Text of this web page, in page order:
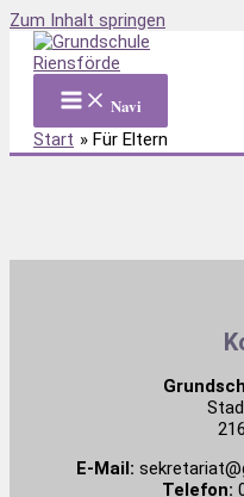
Zum Inhalt springen
Navi
Start Für Eltern
E-Mail:
Telefon: